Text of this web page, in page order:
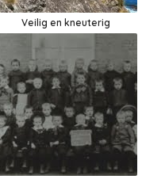
Veilig en kneuterig